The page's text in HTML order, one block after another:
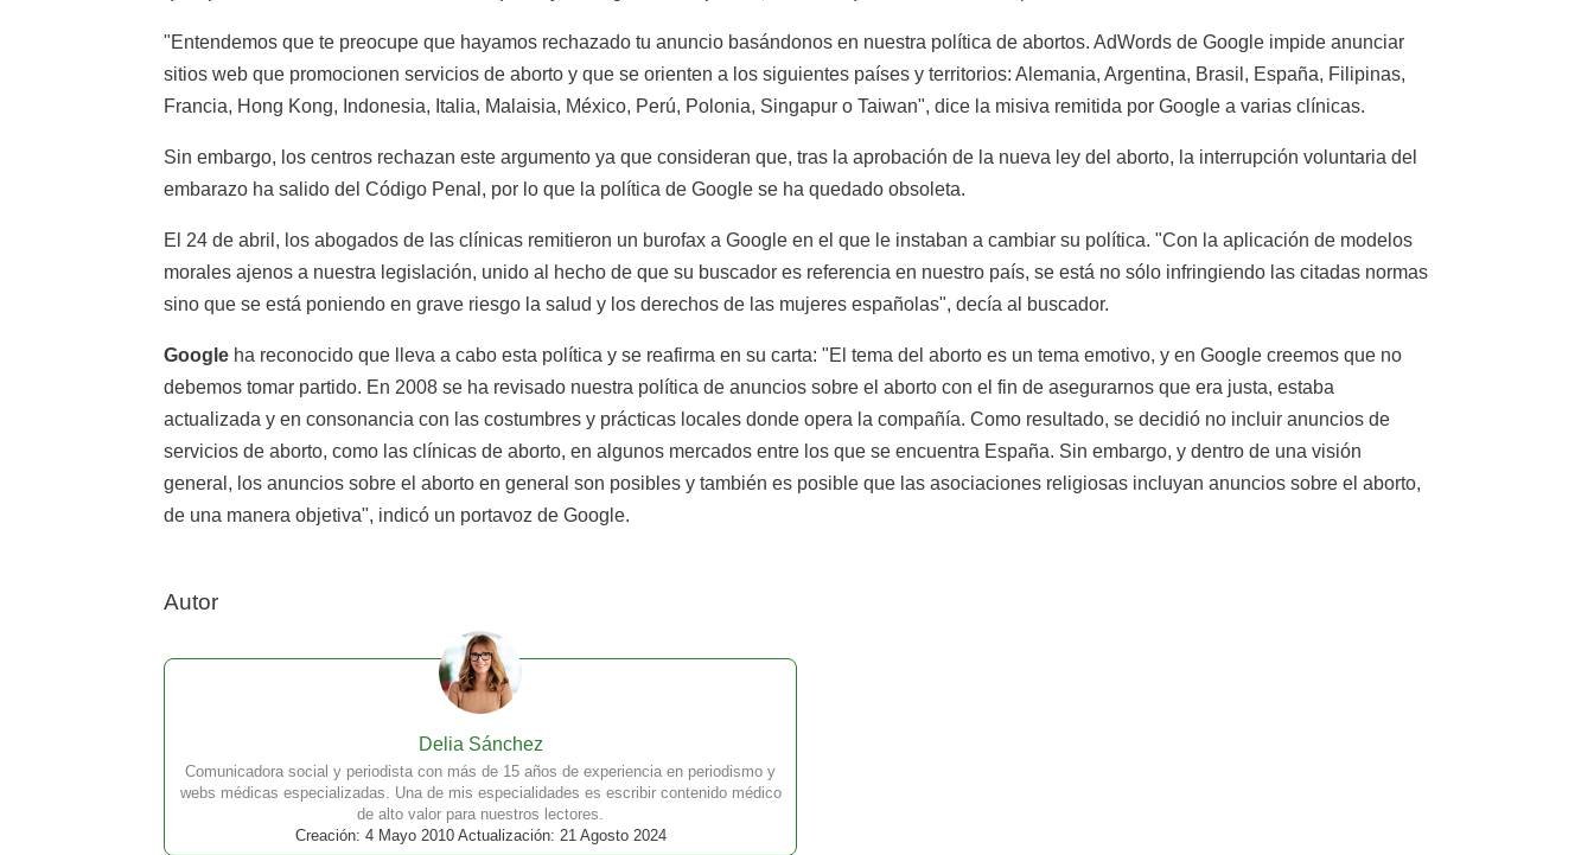
"Entendemos que te preocupe que hayamos rechazado tu anuncio basándonos en nuestra política de abortos. AdWords de Google impide anunciar
sitios web que promocionen servicios de aborto y que se orienten a los siguientes países y territorios: Alemania, Argentina, Brasil, España, Filipinas,
Francia, Hong Kong, Indonesia, Italia, Malaisia, México, Perú, Polonia, Singapur o Taiwan", dice la misiva remitida por Google a varias clínicas.
Sin embargo, los centros rechazan este argumento ya que consideran que, tras la aprobación de la nueva ley del aborto, la interrupción voluntaria del
embarazo ha salido del Código Penal, por lo que la política de Google se ha quedado obsoleta.
El 24 de abril, los abogados de las clínicas remitieron un burofax a Google en el que le instaban a cambiar su política. "Con la aplicación de modelos
morales ajenos a nuestra legislación, unido al hecho de que su buscador es referencia en nuestro país, se está no sólo infringiendo las citadas normas
sino que se está poniendo en grave riesgo la salud y los derechos de las mujeres españolas", decía al buscador.
Google ha reconocido que lleva a cabo esta política y se reafirma en su carta: "El tema del aborto es un tema emotivo, y en Google creemos que no
debemos tomar partido. En 2008 se ha revisado nuestra política de anuncios sobre el aborto con el fin de asegurarnos que era justa, estaba
actualizada y en consonancia con las costumbres y prácticas locales donde opera la compañía. Como resultado, se decidió no incluir anuncios de
servicios de aborto, como las clínicas de aborto, en algunos mercados entre los que se encuentra España. Sin embargo, y dentro de una visión
general, los anuncios sobre el aborto en general son posibles y también es posible que las asociaciones religiosas incluyan anuncios sobre el aborto,
de una manera objetiva", indicó un portavoz de Google.
Autor
Delia Sánchez
Comunicadora social y periodista con más de 15 años de experiencia en periodismo y
webs médicas especializadas. Una de mis especialidades es escribir contenido médico
de alto valor para nuestros lectores.
Creación: 4 Mayo 2010 Actualización: 21 Agosto 2024